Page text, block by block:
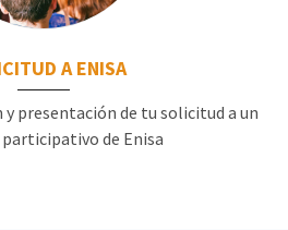
A ENISA
presentación de tu solicitud a un
de Enisa